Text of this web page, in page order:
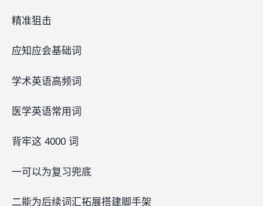
精准狙击
应知应会基础词
学术英语高频词
医学英语常用词
背牢这 4000 词‍‍‍
一可以为复习兜底
二能为后续词汇拓展搭建脚手架‍‍